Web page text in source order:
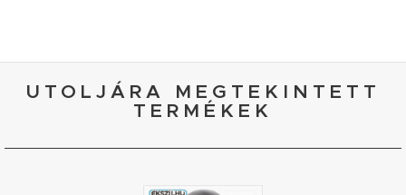
UTOLJÁRA MEGTEKINTETT
TERMÉKEK